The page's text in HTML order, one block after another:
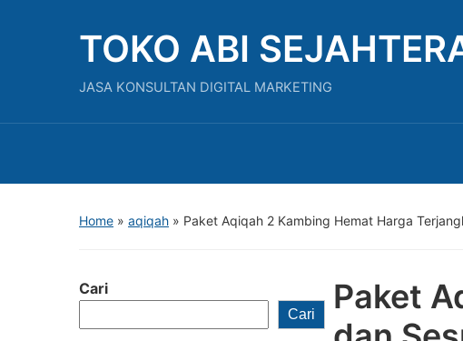
TOKO ABI
JASA KONSULTAN DIGITAL MARKETING
Home » aqiqah » Paket Aqiqah 2 Kambing Hemat Harga
Cari
Cari
Paket